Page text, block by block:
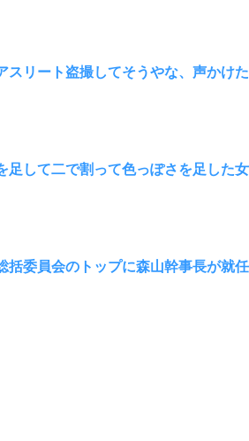
スリート盗撮してそうやな、声かけ
足して二で割って色っぽさを足した
委員会のトップに森山幹事長が就任